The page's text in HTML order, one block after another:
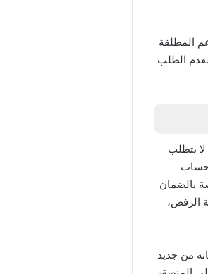
المطلقة
الطلب
لا يتطلب
حساب
بالضمان
الرفض،
معالجة بياناته من جديد